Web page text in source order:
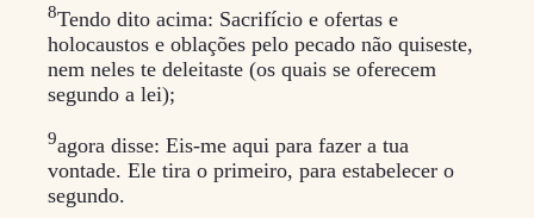
8Tendo dito acima: Sacrifício e ofertas e
holocaustos e oblações pelo pecado não quiseste,
nem neles te deleitaste (os quais se oferecem
segundo a lei);
9agora disse: Eis-me aqui para fazer a tua
vontade. Ele tira o primeiro, para estabelecer o
segundo.